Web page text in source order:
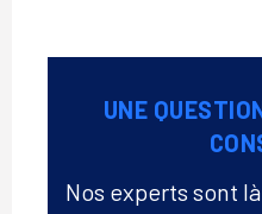
UNE
Nos experts sont